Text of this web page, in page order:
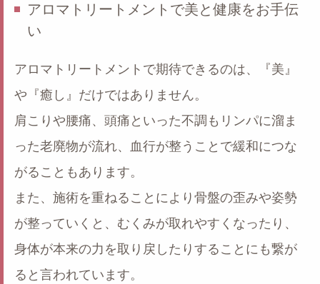
アロマトリートメントで美と健康をお手伝
い
アロマトリートメントで期待できるのは、『美』
や『癒し』だけではありません。
肩こりや腰痛、頭痛といった不調もリンパに溜ま
った老廃物が流れ、血行が整うことで緩和につな
がることもあります。
また、施術を重ねることにより骨盤の歪みや姿勢
が整っていくと、むくみが取れやすくなったり、
身体が本来の力を取り戻したりすることにも繋が
ると言われています。